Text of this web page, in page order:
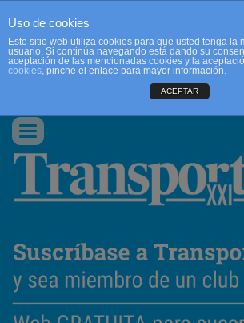
CONTACTO
Conmutar
navegación
Uso de cookies
Este sitio web utiliza cookies para que usted tenga la
usuario. Si continúa navegando está dando su
aceptación de las mencionadas cookies y la
cookies, pinche el enlace para mayor información.
ACEPTAR